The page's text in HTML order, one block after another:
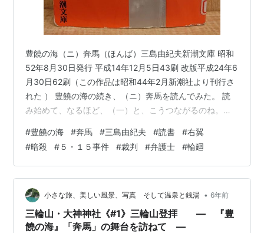
豊饒の海（ニ）奔馬（ほんば）三島由紀夫新潮文庫 昭和
52年8月30日発行 平成14年12月5日43刷 改版平成24年6
月30日62刷（この作品は昭和44年2月新潮社より刊行さ
れた ） 豊饒の海の続き、（ニ）奔馬を読んでみた。 読
み始めて、なるほど、（一）と、こうつながるのね。と
となった本多繁邦の前に、松枝清顕の生まれ変わりであ
る飯沼勲があられる。「神風連史話」に心酔し、昭和の
神風連を志す彼は、腐敗した政治・疲弊した社会を改革
せんと蹶起を計画する。しかし、その企ては密告によっ
てあえなく潰える。彼が目指し、青春の情熱を滾らせた
ものは幻に過ぎなかっ…
#豊饒の海 #奔馬 #三島由紀夫 #読書 #右翼
#暗殺 #５・１５事件 #裁判 #弁護士 #輪廻
小さな旅、美しい風景、写真 そして温泉と銭湯 • 6年前
三輪山・大神神社《#1》三輪山登拝 ― 『豊
饒の海』「奔馬」の舞台を訪ねて ―